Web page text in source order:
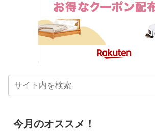
今月のオススメ！